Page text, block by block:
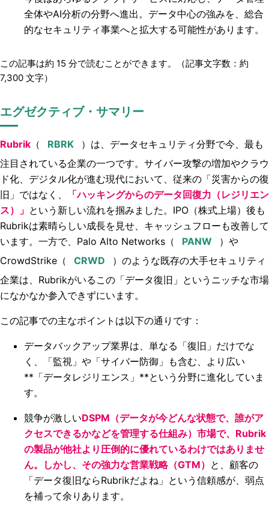
全体やAI分析の分野へ進出。データ中心の強みを、総合
的なセキュリティ事業へと拡大する可能性があります。
この記事は約 15 分で読むことができます。（記事文字数：約
7,300 文字）
エグゼクティブ・サマリー
Rubrik （
）は、データセキュリティ分野で今、最も
注目されている企業の一つです。サイバー攻撃の増加やクラウ
ド化、デジタル化が進む現代において、従来の「災害からの復
旧」ではなく、
「ハッキングからのデータ回復力（レジリエン
ス）」 という新しい流れを掴みました。IPO（株式上場）後も
Rubrikは素晴らしい成長を見せ、キャッシュフローも改善して
います。一方で、Palo Alto Networks（
）や
CrowdStrike（
）のような既存の大手セキュリティ
企業は、Rubrikがいるこの「データ復旧」というニッチな市場
になかなか参入できずにいます。
この記事での主なポイントは以下の通りです：
データバックアップ業界は、単なる「復旧」だけでな
く、「監視」や「サイバー防御」も含む、より広い
**「データレジリエンス」**という分野に進化していま
す。
競争が激しいDSPM（データが今どんな状態で、誰がア
クセスできるかなどを管理する仕組み）市場で、Rubrik
の製品が他社より圧倒的に優れているわけではありませ
ん。しかし、その強力な営業戦略（GTM） と、顧客の
「データ復旧ならRubrikだよね」という信頼感が、弱点
を補って余りあります。